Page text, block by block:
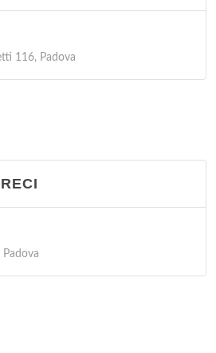
116, Padova
Padova